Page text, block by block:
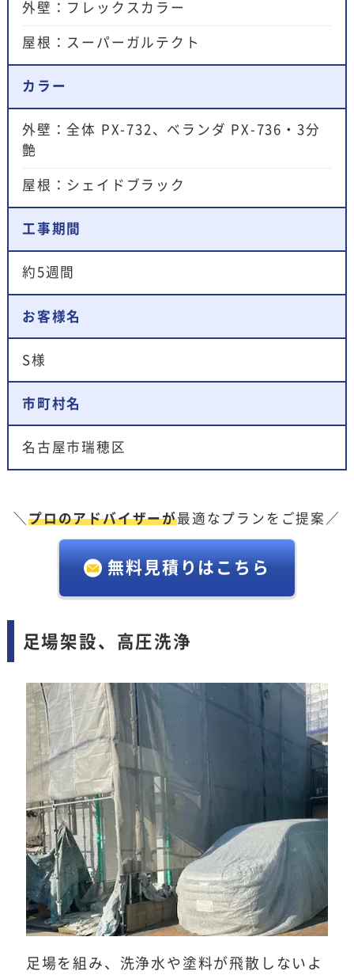
外壁：フレックスカラー
屋根：スーパーガルテクト
カラー
外壁：全体 PX-732、ベランダ PX-736・3分
艶
屋根：シェイドブラック
工事期間
約5週間
お客様名
S様
市町村名
名古屋市瑞穂区
＼プロのアドバイザーが最適なプランをご提案／
無料見積りはこちら
足場架設、高圧洗浄
足場を組み、洗浄水や塗料が飛散しないよ